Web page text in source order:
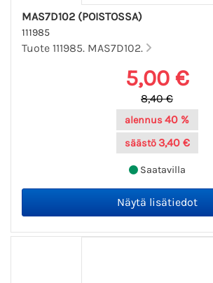
MAS7D102 (POISTOSSA)
111985
Tuote 111985. MAS7D102.
5,00 €
8,40 €
alennus40 %
säästö 3,40 €
Saatavilla